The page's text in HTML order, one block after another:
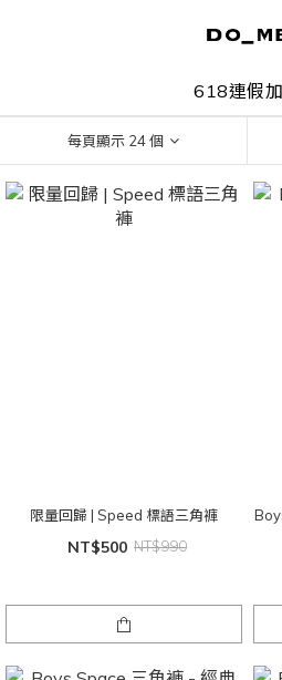
618連假
每頁顯示 24 個
限量回歸 | Speed 標語三角褲
NT$500 NT$990